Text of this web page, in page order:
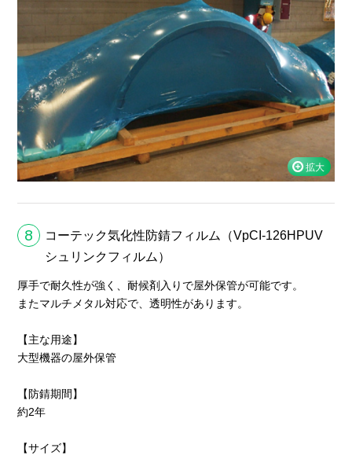
8
コーテック気化性防錆フィルム（VpCI-126HPUV
シュリンクフィルム）
厚手で耐久性が強く、耐候剤入りで屋外保管が可能です。
またマルチメタル対応で、透明性があります。
【主な用途】
大型機器の屋外保管
【防錆期間】
約2年
【サイズ】